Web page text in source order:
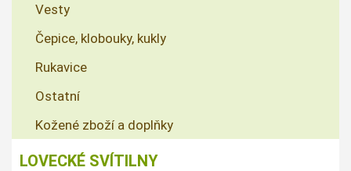
Vesty
Čepice, klobouky, kukly
Rukavice
Ostatní
Kožené zboží a doplňky
LOVECKÉ SVÍTILNY